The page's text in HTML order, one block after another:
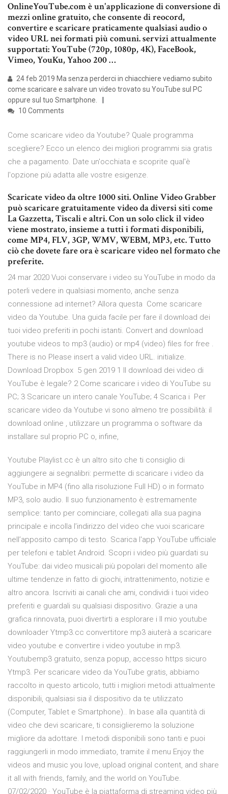
OnlineYouTube.com è un'applicazione di conversione di
mezzi online gratuito, che consente di reocord,
convertire e scaricare praticamente qualsiasi audio o
video URL nei formati più comuni. servizi attualmente
supportati: YouTube (720p, 1080p, 4K), FaceBook,
Vimeo, YouKu, Yahoo 200 …
24 feb 2019 Ma senza perderci in chiacchiere vediamo subito
come scaricare e salvare un video trovato su YouTube sul PC
oppure sul tuo Smartphone.
10 Comments
Come scaricare video da Youtube? Quale programma
scegliere? Ecco un elenco dei migliori programmi sia gratis
che a pagamento. Date un'occhiata e scoprite qual'è
l'opzione più adatta alle vostre esigenze.
Scaricate video da oltre 1000 siti. Online Video Grabber
può scaricare gratuitamente video da diversi siti come
La Gazzetta, Tiscali e altri. Con un solo click il video
viene mostrato, insieme a tutti i formati disponibili,
come MP4, FLV, 3GP, WMV, WEBM, MP3, etc. Tutto
ciò che dovete fare ora è scaricare video nel formato che
preferite.
24 mar 2020 Vuoi conservare i video su YouTube in modo da
poterli vedere in qualsiasi momento, anche senza
connessione ad internet? Allora questa Come scaricare
video da Youtube. Una guida facile per fare il download dei
tuoi video preferiti in pochi istanti. Convert and download
youtube videos to mp3 (audio) or mp4 (video) files for free .
There is no Please insert a valid video URL. initialize.
Download Dropbox 5 gen 2019 1 Il download dei video di
YouTube è legale? 2 Come scaricare i video di YouTube su
PC; 3 Scaricare un intero canale YouTube; 4 Scarica i Per
scaricare video da Youtube vi sono almeno tre possibilità: il
download online , utilizzare un programma o software da
installare sul proprio PC o, infine,
Youtube Playlist.cc è un altro sito che ti consiglio di
aggiungere ai segnalibri: permette di scaricare i video da
YouTube in MP4 (fino alla risoluzione Full HD) o in formato
MP3, solo audio. Il suo funzionamento è estremamente
semplice: tanto per cominciare, collegati alla sua pagina
principale e incolla l’indirizzo del video che vuoi scaricare
nell’apposito campo di testo. Scarica l'app YouTube ufficiale
per telefoni e tablet Android. Scopri i video più guardati su
YouTube: dai video musicali più popolari del momento alle
ultime tendenze in fatto di giochi, intrattenimento, notizie e
altro ancora. Iscriviti ai canali che ami, condividi i tuoi video
preferiti e guardali su qualsiasi dispositivo. Grazie a una
grafica rinnovata, puoi divertirti a esplorare i Il mio youtube
downloader Ytmp3.cc convertitore mp3 aiuterà a scaricare
video youtube e convertire i video youtube in mp3.
Youtubemp3 gratuito, senza popup, accesso https sicuro
Ytmp3. Per scaricare video da YouTube gratis, abbiamo
raccolto in questo articolo, tutti i migliori metodi attualmente
disponibili, qualsiasi sia il dispositivo da te utilizzato
(Computer, Tablet e Smartphone).. In base alla quantità di
video che devi scaricare, ti consiglieremo la soluzione
migliore da adottare. I metodi disponibili sono tanti e puoi
raggiungerli in modo immediato, tramite il menu Enjoy the
videos and music you love, upload original content, and share
it all with friends, family, and the world on YouTube.
07/02/2020 · YouTube è la piattaforma di streaming video più